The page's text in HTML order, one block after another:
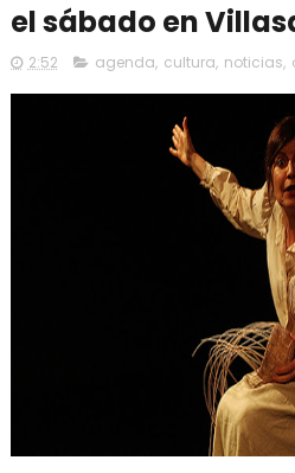
el sábado en
2:52 agenda, cultura, noticias,